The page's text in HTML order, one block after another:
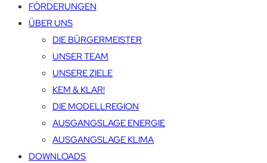
FÖRDERUNGEN
ÜBER UNS
DIE BÜRGERMEISTER
UNSER TEAM
UNSERE ZIELE
KEM & KLAR!
DIE MODELLREGION
AUSGANGSLAGE ENERGIE
AUSGANGSLAGE KLIMA
DOWNLOADS